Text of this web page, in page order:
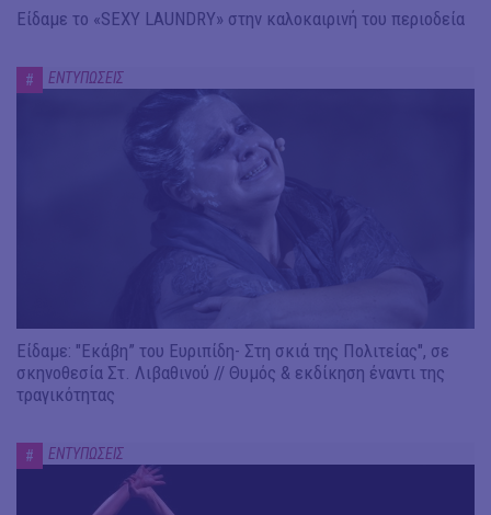
Είδαμε το «SEXY LAUNDRY» στην καλοκαιρινή του περιοδεία
# ΕΝΤΥΠΩΣΕΙΣ
Είδαμε: "Εκάβη” του Ευριπίδη- Στη σκιά της Πολιτείας", σε
σκηνοθεσία Στ. Λιβαθινού // Θυμός & εκδίκηση έναντι της
τραγικότητας
# ΕΝΤΥΠΩΣΕΙΣ